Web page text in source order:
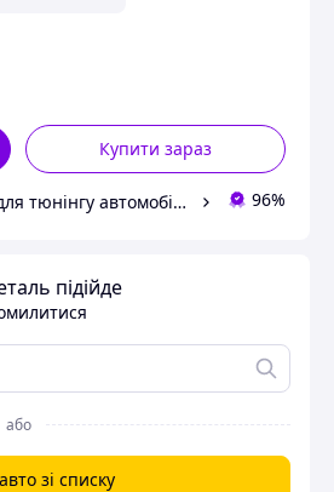
Купити зараз
Продавець СвітАвто (товари для тюнінгу автомобілів ВАЗ) 96%
підійде
або
зі списку